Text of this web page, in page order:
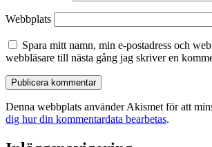
Webbplats
Spara mitt namn, min e-postadress och
webbläsare till nästa gång jag skriver en
Denna webbplats använder Akismet för att
dig hur din kommentardata bearbetas.